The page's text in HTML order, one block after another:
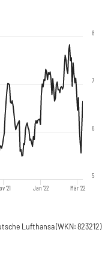
'21 Jan '22 Mär '22
5
6
7
8
Lufthansa(WKN: 823212)